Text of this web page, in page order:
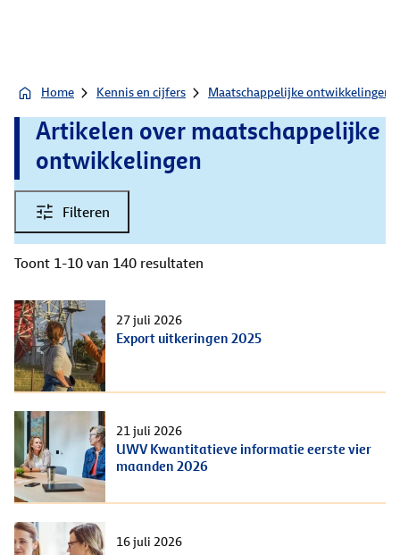
Home Kennis en cijfers Maatschappelijke ontwikkelingen
Artikelen over maatschappelijke
ontwikkelingen
Filteren
Toont 1-10 van 140 resultaten
27 juli 2026
Export uitkeringen 2025
21 juli 2026
UWV Kwantitatieve informatie eerste vier
maanden 2026
16 juli 2026